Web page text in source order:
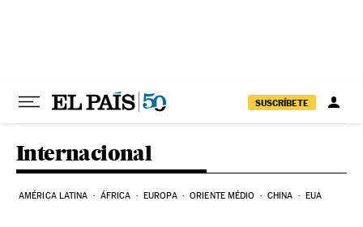
SUSCRÍBETE
Internacional
AMÉRICA LATINA ÁFRICA EUROPA ORIENTE MÉDIO CHINA EUA